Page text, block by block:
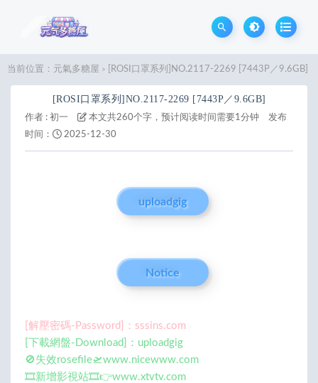
当前位置： 元氣多糖屋 > [ROSI口罩系列]NO.2117-2269 [7443P／9.6GB]
[ROSI口罩系列]NO.2117-2269 [7443P／9.6GB]
作者 : 初一 本文共260个字，预计阅读时间需要1分钟
发布
时间：
2025-12-30
uploadgig
Notice
[解壓密碼-Password]：sssins.com
[下載網盤-Download]：uploadgig
🚫失效rosefile🛫www.nicewww.com
🎞️新增影視站🎞️👉www.xtvtv.com